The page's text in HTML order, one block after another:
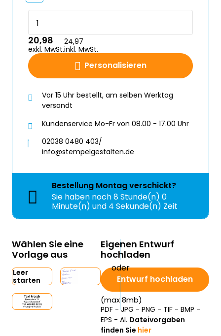
Personalisieren
20,98
exkl. MwSt.
24,97
inkl. MwSt.
Vor 15 Uhr bestellt, am selben Werktag
versandt
Kundenservice Mo-Fr von 08.00 - 17.00 Uhr
02038 0480 403/
info@stempelgestalten.de
Bestellung Montagverschickt?
Sie haben noch8 Stunde(n) 0
Minute(n) und 3 Sekunde(n) Zeit
Wählen Sie eine
Vorlage aus
Leer
starten
Eigenen Entwurf
hochladen
Entwurf hochladen
(max 8mb)
PDF - JPG - PNG - TIF - BMP -
EPS - AI. Dateivorgaben
finden Sie hier